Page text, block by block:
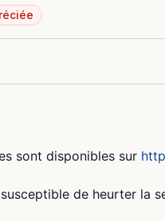
sont disponibles sur
de heurter la